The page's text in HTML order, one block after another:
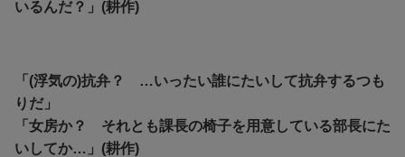
いるんだ？」(耕作)
「(浮気の)抗弁？ …いったい誰にたいして抗弁するつも
りだ」
「女房か？ それとも課長の椅子を用意している部長にた
いしてか…」(耕作)